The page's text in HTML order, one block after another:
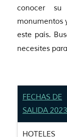
conocer su
monumentos
este país.
necesites para
FECHAS DE
SALIDA 2023
HOTELES